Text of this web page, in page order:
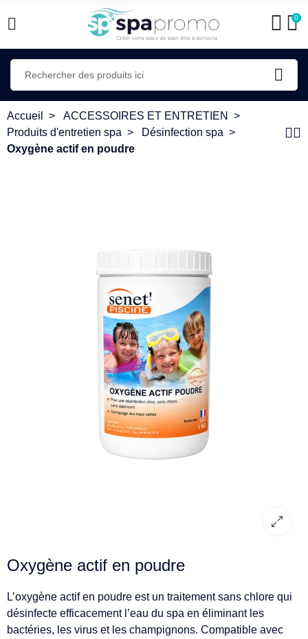
0
Accueil
ACCESSOIRES ET ENTRETIEN
Produits d'entretien spa
Désinfection spa
Oxygène actif en poudre
Oxygène actif en poudre
L’oxygène actif en poudre est un traitement sans chlore qui
désinfecte efficacement l’eau du spa en éliminant les
bactéries, les virus et les champignons. Compatible avec